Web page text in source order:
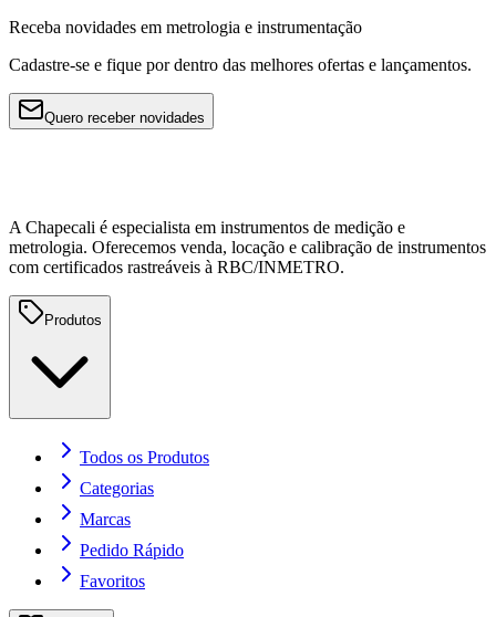
Receba novidades em metrologia e instrumentação
Cadastre-se e fique por dentro das melhores ofertas e lançamentos.
Quero receber novidades
A Chapecali é especialista em instrumentos de medição e
metrologia. Oferecemos venda, locação e calibração de instrumentos
com certificados rastreáveis à RBC/INMETRO.
Produtos
Todos os Produtos
Categorias
Marcas
Pedido Rápido
Favoritos